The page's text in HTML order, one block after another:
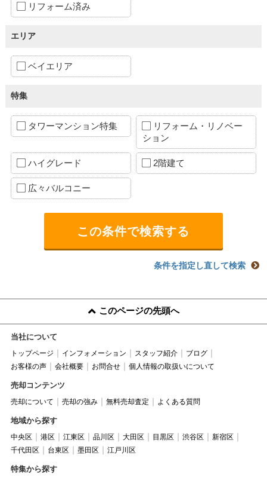
リフォーム済み
エリア
ベイエリア
特集
タワーマンション特集
リフォーム・リノベー
ション
ハイグレード 2階建て
広々バルコニー
条件を指定し直して検索
このページの先頭へ
当社について
トップページ インフォメーション スタッフ紹介
ブログ
お客様の声
会社概要 お問合せ 個人情報の取扱いについて
売却コンテンツ
売却について 売却の強み 無料売却査定 よくある質問
地域から探す
中央区 港区 江東区 品川区 大田区 目黒区 渋谷区
新宿区
千代田区
台東区 墨田区 江戸川区
特集から探す